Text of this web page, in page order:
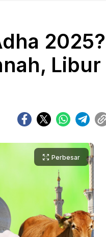
2025?
Libur
Perbesar